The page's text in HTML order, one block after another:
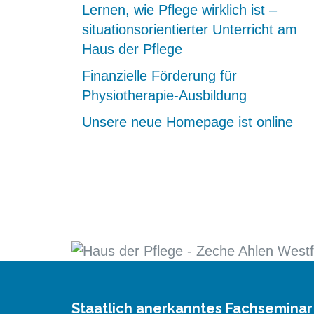
Lernen, wie Pflege wirklich ist –
situationsorientierter Unterricht am
Haus der Pflege
Finanzielle Förderung für
Physiotherapie-Ausbildung
Unsere neue Homepage ist online
Staatlich anerkanntes Fachseminar